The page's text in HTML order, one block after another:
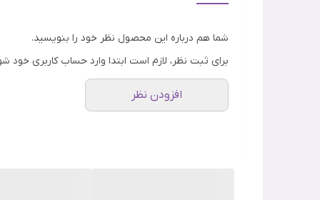
این براش ها از موهایی نرم و با کیفیت ساخته شده
شما هم درباره این محصول نظر خود را بنویسید.
برای ثبت نظر، لازم است ابتدا وارد حساب کاربری خود
افزودن نظر